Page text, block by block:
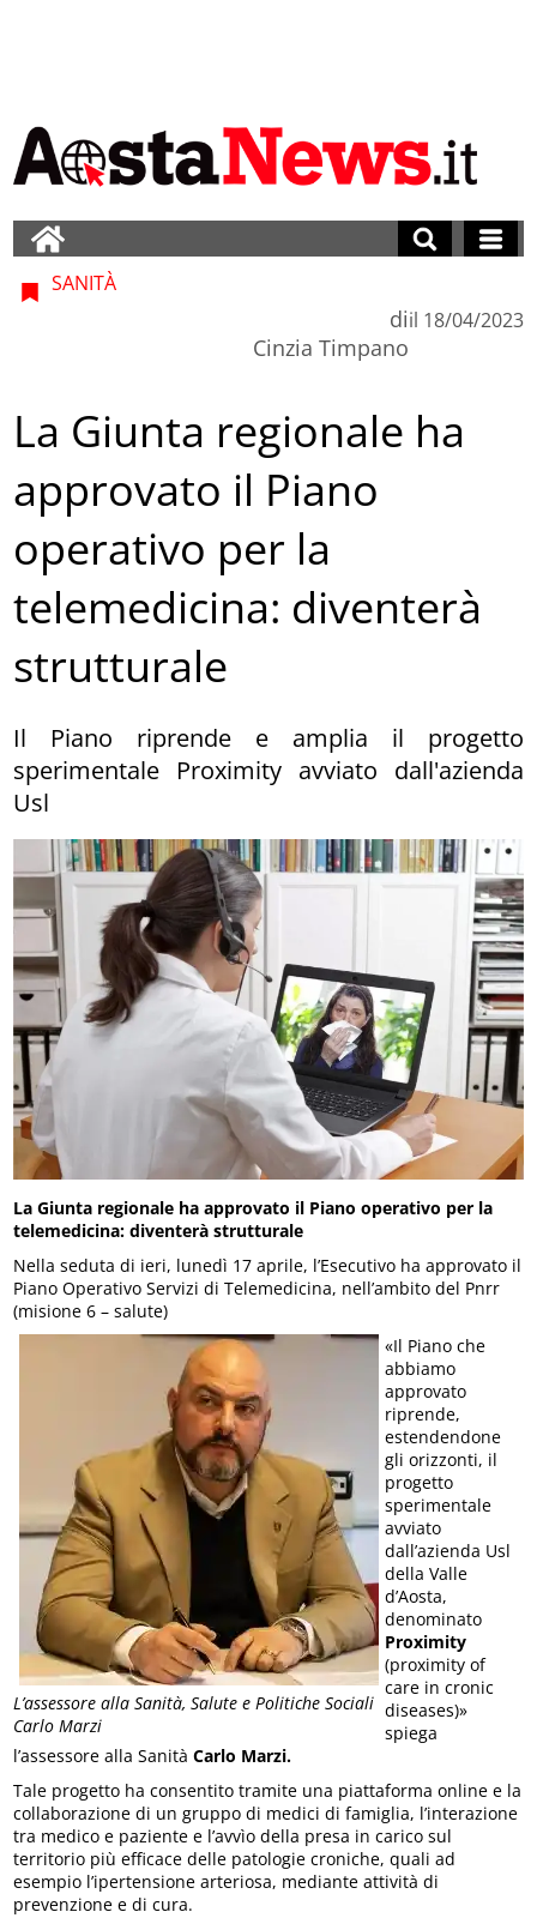
SANITÀ
di
Cinzia Timpano
il 18/04/2023
La Giunta regionale ha
approvato il Piano
operativo per la
telemedicina: diventerà
strutturale
Il Piano riprende e amplia il progetto
sperimentale Proximity avviato dall'azienda
Usl
La Giunta regionale ha approvato il Piano operativo per la
telemedicina: diventerà strutturale
Nella seduta di ieri, lunedì 17 aprile, l’Esecutivo ha approvato il
Piano Operativo Servizi di Telemedicina, nell’ambito del Pnrr
(misione 6 – salute)
L’assessore alla Sanità, Salute e Politiche Sociali
Carlo Marzi
«Il Piano che
abbiamo
approvato
riprende,
estendendone
gli orizzonti, il
progetto
sperimentale
avviato
dall’azienda Usl
della Valle
d’Aosta,
denominato
Proximity
(proximity of
care in cronic
diseases)»
spiega
l’assessore alla SanitàCarlo Marzi.
Tale progetto ha consentito tramite una piattaforma online e la
collaborazione di un gruppo di medici di famiglia, l’interazione
tra medico e paziente e l’avvìo della presa in carico sul
territorio più efficace delle patologie croniche, quali ad
esempio l’ipertensione arteriosa, mediante attività di
prevenzione e di cura.